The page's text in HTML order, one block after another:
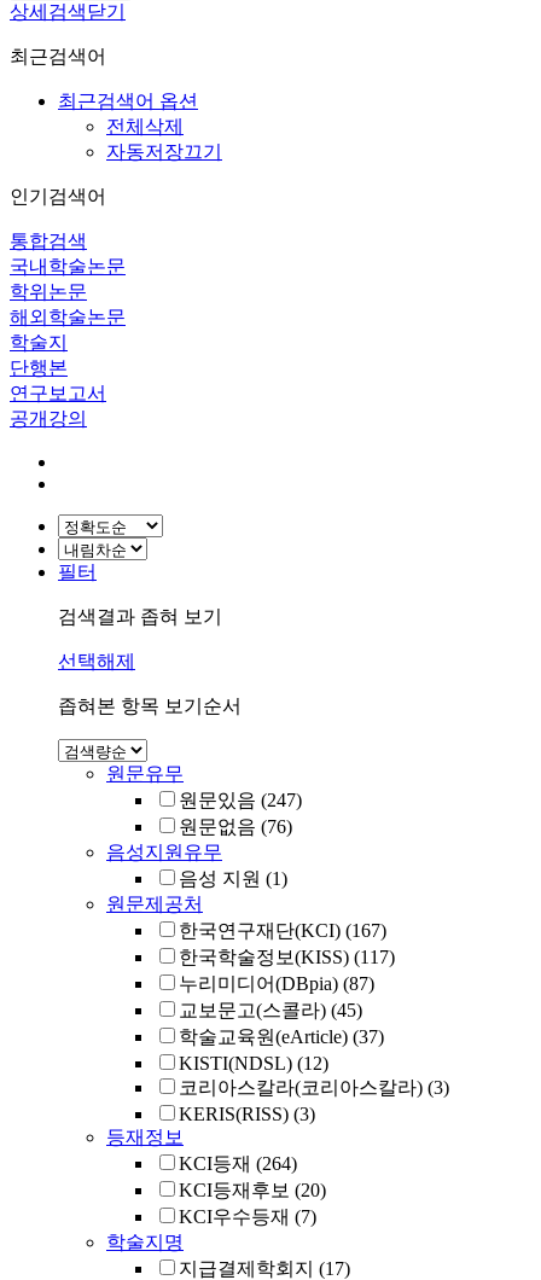
상세검색닫기
최근검색어
최근검색어 옵션
전체삭제
자동저장끄기
인기검색어
통합검색
국내학술논문
학위논문
해외학술논문
학술지
단행본
연구보고서
공개강의
필터
검색결과 좁혀 보기
선택해제
좁혀본 항목 보기순서
원문유무
원문있음 (247)
원문없음 (76)
음성지원유무
음성 지원 (1)
원문제공처
한국연구재단(KCI) (167)
한국학술정보(KISS) (117)
누리미디어(DBpia) (87)
교보문고(스콜라) (45)
학술교육원(eArticle) (37)
KISTI(NDSL) (12)
코리아스칼라(코리아스칼라) (3)
KERIS(RISS) (3)
등재정보
KCI등재 (264)
KCI등재후보 (20)
KCI우수등재 (7)
학술지명
지급결제학회지 (17)